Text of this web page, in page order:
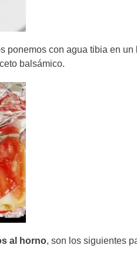
ponemos con agua tibia en
balsámico.
al horno, son los siguientes